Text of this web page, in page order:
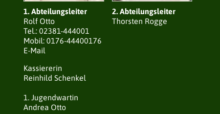
1. Abteilungsleiter
Rolf Otto
Tel.: 02381-444001
Mobil: 0176-44400176
E-Mail
2. Abteilungsleiter
Thorsten Rogge
Kassiererin
Reinhild Schenkel
1. Jugendwartin
Andrea Otto